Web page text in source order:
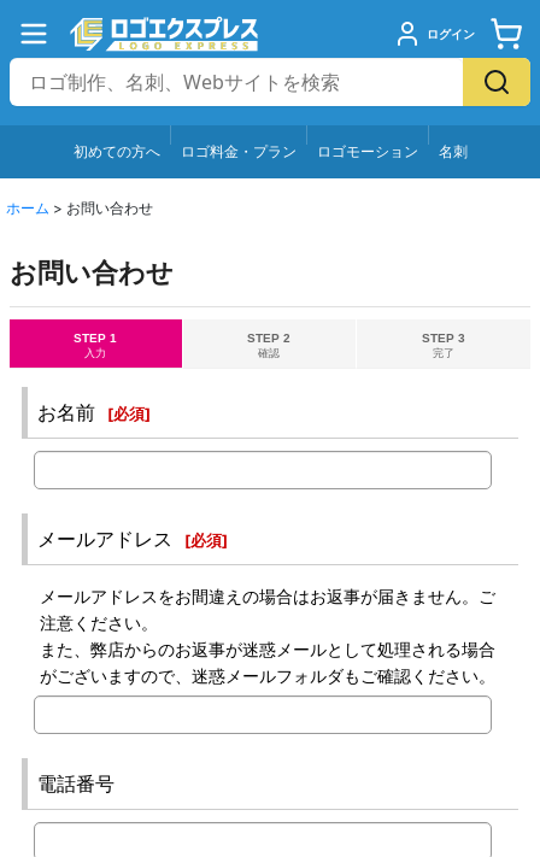
ログイン
初めての方へ ロゴ料金・プラン ロゴモーション 名刺
ホーム > お問い合わせ
お問い合わせ
STEP 1
入力
STEP 2
確認
STEP 3
完了
お名前 [必須]
メールアドレス [必須]
メールアドレスをお間違えの場合はお返事が届きません。ご
注意ください。
また、弊店からのお返事が迷惑メールとして処理される場合
がございますので、迷惑メールフォルダもご確認ください。
電話番号